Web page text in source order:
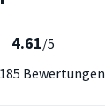
4.61/5
185 Bewertungen